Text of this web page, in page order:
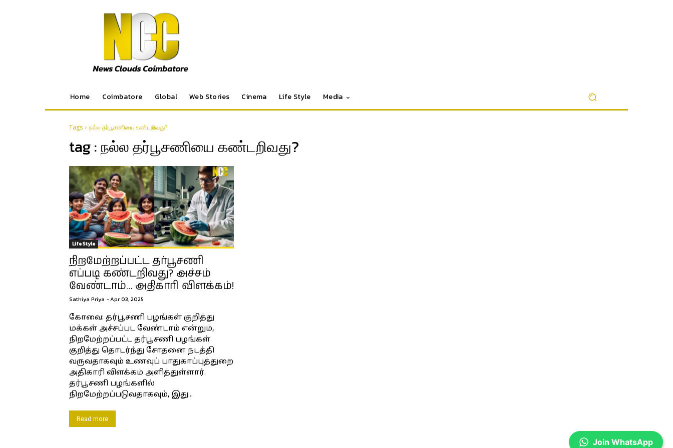
Home Coimbatore Global Web Stories Cinema Life Style Media
Tags நல்ல தர்பூசணியை கண்டறிவது?
tag :நல்ல தர்பூசணியை கண்டறிவது?
Life Style
நிறமேற்றப்பட்ட தர்பூசணி
எப்படி கண்டறிவது? அச்சம்
வேண்டாம்… அதிகாரி விளக்கம்!
Sathiya Priya -Apr 03, 2025
கோவை: தர்பூசணி பழங்கள் குறித்து
மக்கள் அச்சப்பட வேண்டாம் என்றும்,
நிறமேற்றப்பட்ட தர்பூசணி பழங்கள்
குறித்து தொடர்ந்து சோதனை நடத்தி
வருவதாகவும் உணவுப் பாதுகாப்புத்துறை
அதிகாரி விளக்கம் அளித்துள்ளார்.
தர்பூசணி பழங்களில்
நிறமேற்றப்படுவதாகவும், இது...
Read more
Join WhatsApp